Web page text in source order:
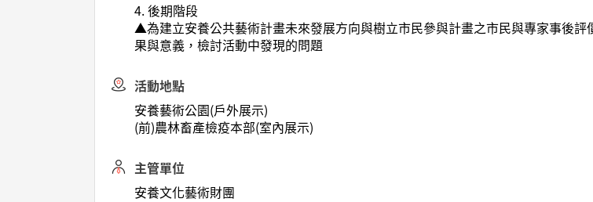
4. 後期階段
▲為建立安養公共藝術計畫未來發展方向與樹立市民參與計畫之市民與專家事後
果與意義，檢討活動中發現的問題
活動地點
安養藝術公園(戶外展示)
(前)農林畜產檢疫本部(室內展示)
主管單位
安養文化藝術財團